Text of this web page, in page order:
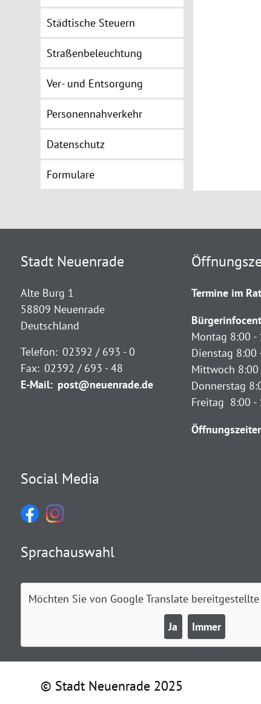
Städtische Steuern
Straßenbeleuchtung
Ver- und Entsorgung
Personennahverkehr
Datenschutz
Formulare
Stadt Neuenrade
Alte Burg 1
58809 Neuenrade
Deutschland
Telefon: 02392 / 693 - 0
Fax: 02392 / 693 - 48
E-Mail: post@neuenrade.de
Termine im
Montag 8:00 -
Dienstag 8:00
Mittwoch 8:00
Donnerstag
Freitag 8:00 -
Social Media
Sprachauswahl
Möchten Sie von Google Translatebereitgestellte
Ja Immer
© Stadt Neuenrade 2025